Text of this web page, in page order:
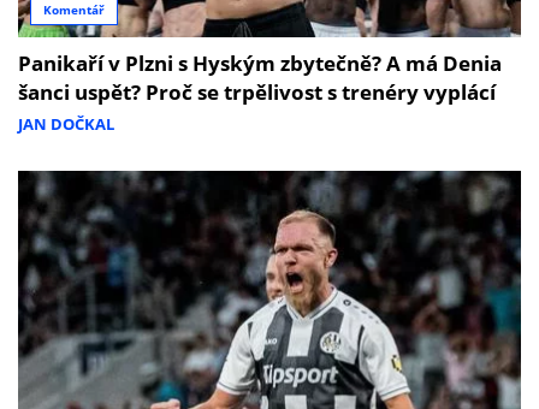
Komentář
Panikaří v Plzni s Hyským zbytečně? A má Denia
šanci uspět? Proč se trpělivost s trenéry vyplácí
JAN DOČKAL